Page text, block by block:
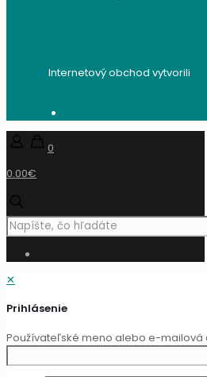
Internetový obchod vytvorili
0
0.00€
✕
Prihlásenie
Používateľské meno alebo e-mailová